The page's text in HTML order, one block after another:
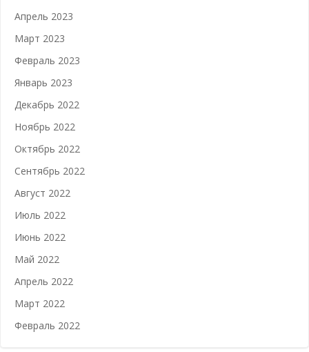
Апрель 2023
Март 2023
Февраль 2023
Январь 2023
Декабрь 2022
Ноябрь 2022
Октябрь 2022
Сентябрь 2022
Август 2022
Июль 2022
Июнь 2022
Май 2022
Апрель 2022
Март 2022
Февраль 2022